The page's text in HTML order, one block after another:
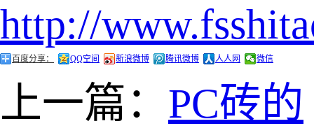
http://
百度分享： QQ空间 新浪微博 腾讯微博 人人网 微信
上一篇： PC砖的